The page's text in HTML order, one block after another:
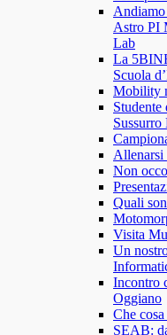
Astro PI
Lab
La
Scuola
Mobility
Sussurro
Allenarsi
Non
Quali
Visita
Un
Incontro
Oggiano
Che
SEAB: